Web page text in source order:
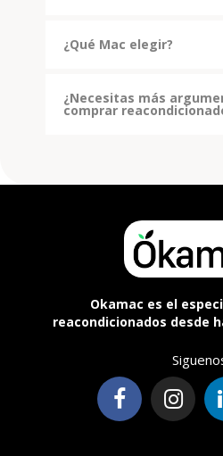
¿Qué Mac elegir?
¿Necesitas más
comprar
Okamac es el
reacondicionados desde